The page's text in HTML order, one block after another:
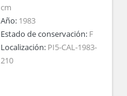
cm
Año: 1983
Estado de conservación: F
Localización: PI5-CAL-1983-
210